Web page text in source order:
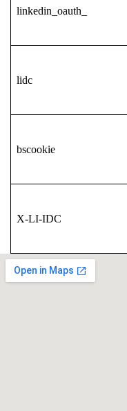
linkedin_oauth_
lidc
bscookie
X-LI-IDC